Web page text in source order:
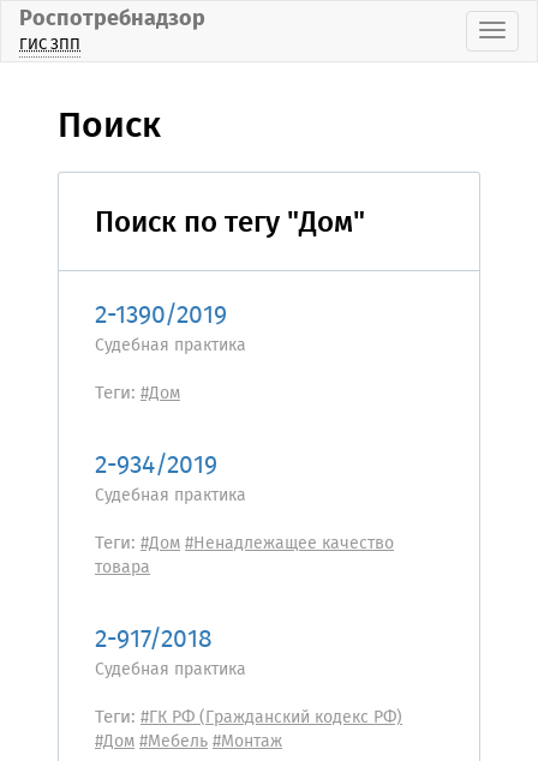
Роспотребнадзор
ГИС ЗПП
Поиск
Поиск по тегу "Дом"
2-1390/2019
Судебная практика
Теги: #Дом
2-934/2019
Судебная практика
Теги: #Дом#Ненадлежащее качество
товара
2-917/2018
Судебная практика
Теги: #ГК РФ (Гражданский кодекс РФ)
#Дом#Мебель#Монтаж